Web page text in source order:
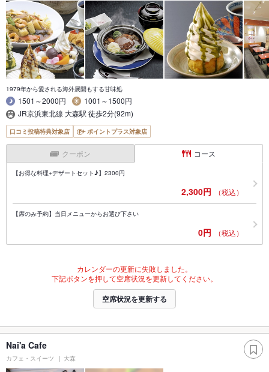
1979年から愛される海外展開もする甘味処
1501～2000円
1001～1500円
JR京浜東北線 大森駅 徒歩2分(92m)
口コミ投稿特典対象店 ポイントプラス対象店
クーポン コース
【お得な料理+デザートセット♪】2300円
2,300円 （税込）
【席のみ予約】当日メニューからお選び下さい
0円 （税込）
カレンダーの更新に失敗しました。
下記ボタンを押して空席状況を更新してください。
空席状況を更新する
Nai'a Cafe
カフェ・スイーツ 大森